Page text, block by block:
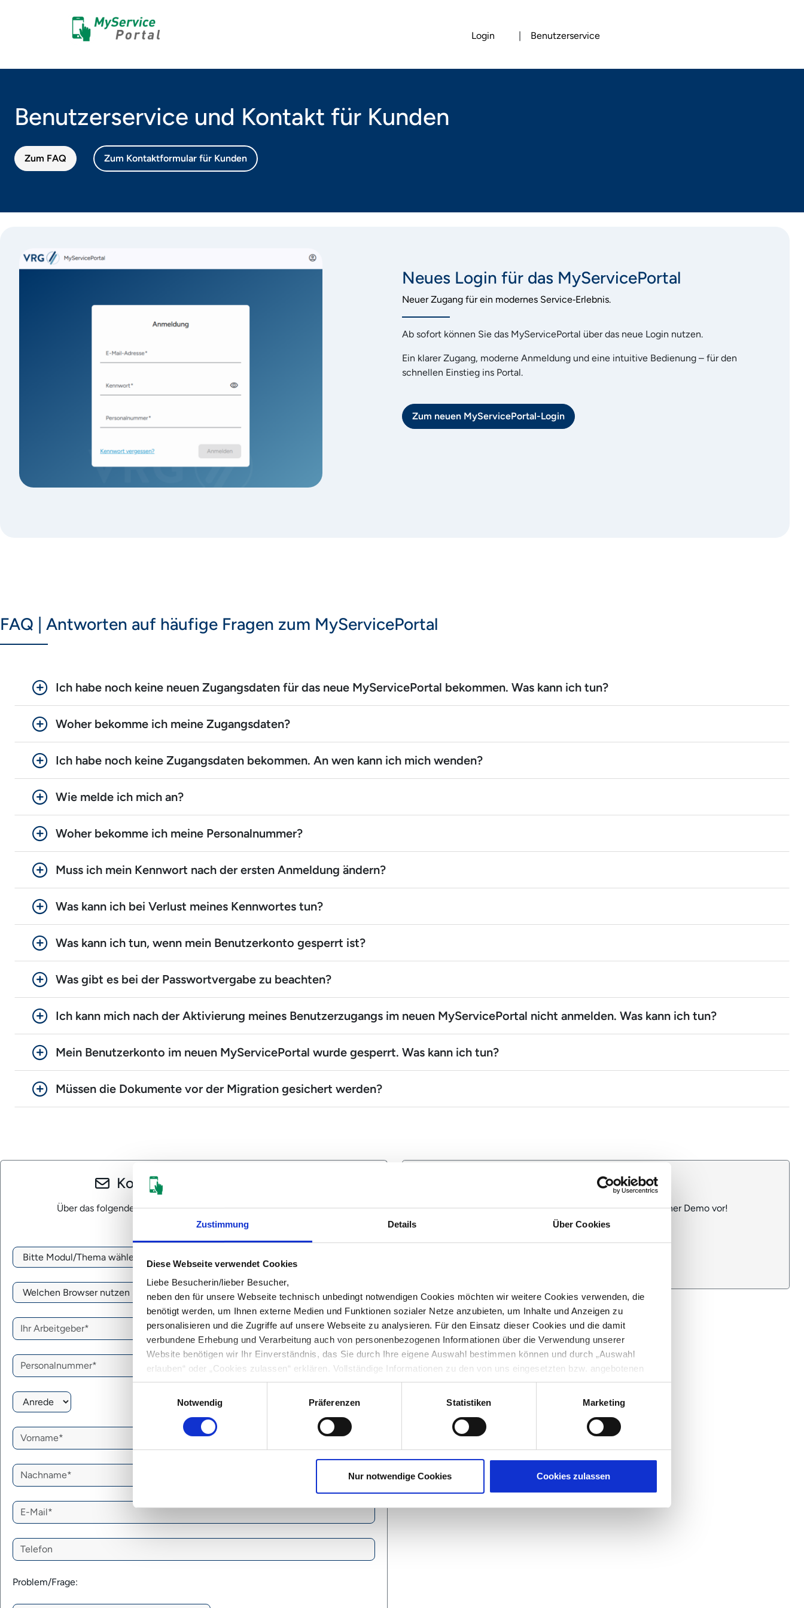
Zustimmung Details Über Cookies
Diese Webseite verwendet Cookies
Liebe Besucherin/lieber Besucher,
neben den für unsere Webseite technisch unbedingt notwendigen Cookies möchten wir weitere Cookies verwenden, die
benötigt werden, um Ihnen externe Medien und Funktionen sozialer Netze anzubieten, um Inhalte und Anzeigen zu
personalisieren und die Zugriffe auf unsere Webseite zu analysieren. Für den Einsatz dieser Cookies und die damit
verbundene Erhebung und Verarbeitung auch von personenbezogenen Informationen über die Verwendung unserer
Website benötigen wir Ihr Einverständnis, das Sie durch Ihre eigene Auswahl bestimmen können und durch „Auswahl
erlauben“ oder „Cookies zulassen“ erklären. Vollständige Informationen zu den von uns eingesetzten bzw. angebotenen
Cookie-Optionen finden Sie in unter Punkt 3.4 unsererDatenschutzerklärung.
49 Abs. 1 S. 1 lit. a) DSGVO ein, dass durch das Setzen und Verwenden des jeweiligen Cookies entstehenden
Notwendig
Präferenzen Statistiken Marketing
Nur notwendige Cookies Cookies zulassen
Benutzerservice und Kontakt für Kunden
Zum FAQ Zum Kontaktformular für Kunden
Neues Login für das MyServicePortal
Neuer Zugang für ein modernes Service‑Erlebnis.
Ab sofort können Sie das MyServicePortal über das neue Login nutzen.
Ein klarer Zugang, moderne Anmeldung und eine intuitive Bedienung – für den
schnellen Einstieg ins Portal.
Zum neuen MyServicePortal-Login
FAQ | Antworten auf häufige Fragen zum MyServicePortal
Ich habe noch keine neuen Zugangsdaten für das neue MyServicePortal bekommen. Was kann ich tun?
Woher bekomme ich meine Zugangsdaten?
Ich habe noch keine Zugangsdaten bekommen. An wen kann ich mich wenden?
Wie melde ich mich an?
Woher bekomme ich meine Personalnummer?
Muss ich mein Kennwort nach der ersten Anmeldung ändern?
Was kann ich bei Verlust meines Kennwortes tun?
Was kann ich tun, wenn mein Benutzerkonto gesperrt ist?
Was gibt es bei der Passwortvergabe zu beachten?
Ich kann mich nach der Aktivierung meines Benutzerzugangs im neuen MyServicePortal nicht anmelden. Was kann ich tun?
Mein Benutzerkonto im neuen MyServicePortal wurde gesperrt. Was kann ich tun?
Müssen die Dokumente vor der Migration gesichert werden?
Kontaktformular für Kunden
Über das folgende Formular senden Sie uns eine Supportanfrage
Bitte Modul/Thema auswählen*
Welchen Browser nutzen Sie?* *
Ihr Arbeitgeber* *
Ihre Personalnummer*
Anrede**
Vorname* *
Nachname* *
E-Mail**
Telefon
Problem/Frage:
Neu hier?
Gern stellen wir Ihnen das MyServicePortal in einer Demo vor!
Login | Benutzerservice